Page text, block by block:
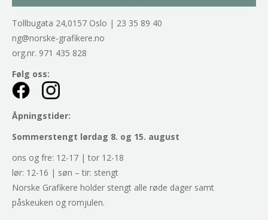
Tollbugata 24,0157 Oslo | 23 35 89 40
ng@norske-grafikere.no
org.nr. 971 435 828
Følg oss:
Åpningstider:
Sommerstengt lørdag 8. og 15. august
ons og fre: 12-17 | tor 12-18
lør: 12-16 | søn – tir: stengt
Norske Grafikere holder stengt alle røde dager samt
påskeuken og romjulen.